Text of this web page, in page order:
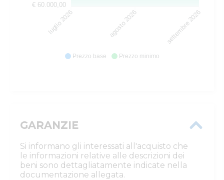
Prezzo base Prezzo minimo
luglio 2026 agosto 2026 settembre 2026
€ 60.000,00
GARANZIE
Si informano gli interessati all'acquisto che
le informazioni relative alle descrizioni dei
beni sono dettagliatamente indicate nella
documentazione allegata.